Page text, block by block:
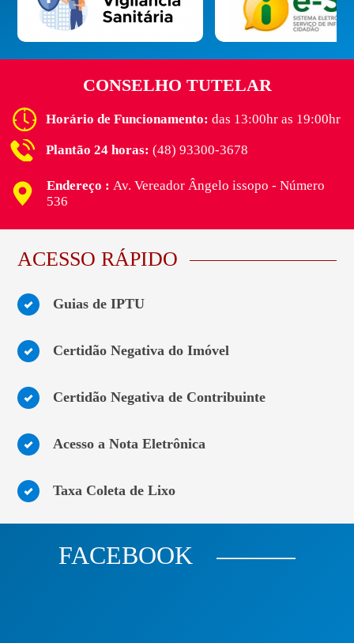
CONSELHO TUTELAR
Horário de Funcionamento:das 13:00hr as 19:00hr
Plantão 24 horas: (48) 93300-3678
Endereço : Av. Vereador Ângelo issopo - Número
536
ACESSO RÁPIDO
Guias de IPTU
Certidão Negativa do Imóvel
Certidão Negativa de Contribuinte
Acesso a Nota Eletrônica
Taxa Coleta de Lixo
FACEBOOK